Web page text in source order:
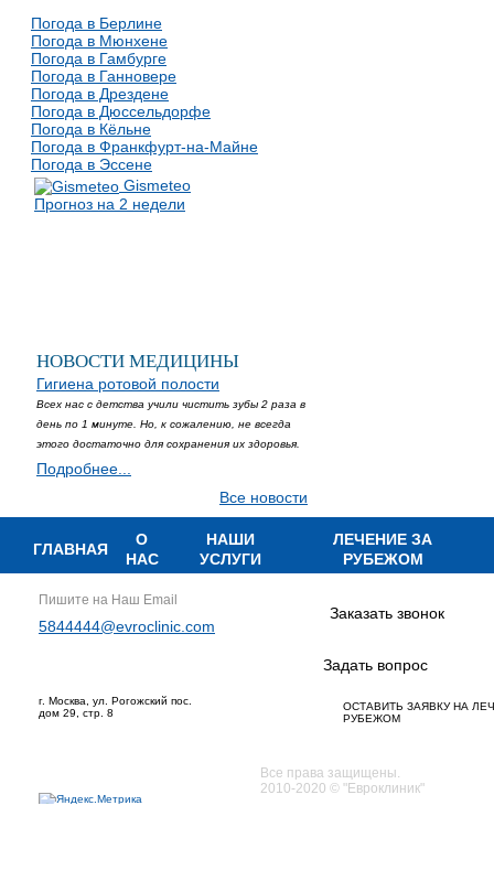
Погода в Берлине
Погода в Мюнхене
Погода в Гамбурге
Погода в Ганновере
Погода в Дрездене
Погода в Дюссельдорфе
Погода в Кёльне
Погода в Франкфурт-на-Майне
Погода в Эссене
Gismeteo
Прогноз на 2 недели
НОВОСТИ МЕДИЦИНЫ
Гигиена ротовой полости
Всех нас с детства учили чистить зубы 2 раза в
день по 1 минуте. Но, к сожалению, не всегда
этого достаточно для сохранения их здоровья.
Подробнее...
Все новости
ГЛАВНАЯ
О
НАС
НАШИ
УСЛУГИ
ЛЕЧЕНИЕ ЗА
РУБЕЖОМ
Пишите на Наш Email
5844444@evroclinic.com
Заказать звонок
Задать вопрос
ОСТАВИТЬ ЗАЯВКУ НА
РУБЕЖОМ
г. Москва, ул. Рогожский пос.
дом 29, стр. 8
Все права защищены.
2010-2020 © "Евроклиник"